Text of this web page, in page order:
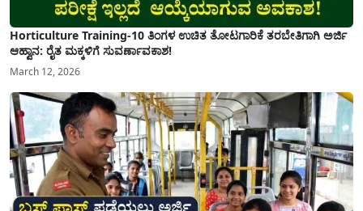
Horticulture Training-10 ತಿಂಗಳ ಉಚಿತ ತೋಟಗಾರಿಕೆ ತರಬೇತಿಗಾಗಿ ಅರ್ಜಿ
ಆಹ್ವಾನ: ರೈತ ಮಕ್ಕಳಿಗೆ ಸುವರ್ಣಾವಕಾಶ!
March 12, 2026